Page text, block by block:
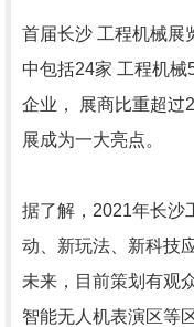
首届长沙 工程机械展
中包括24家 工程机
企业， 展商比重超过
展成为一大亮点。
据了解，2021年长沙
动、新玩法、新科技
未来，目前策划有观
智能无人机表演区等